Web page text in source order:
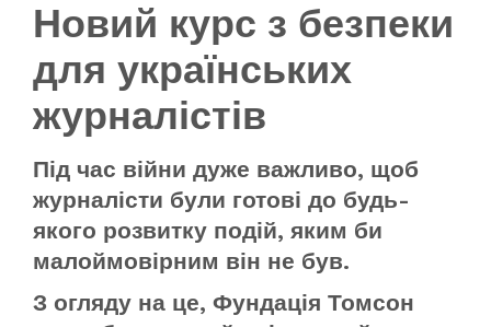
Новий курс з безпеки
для українських
журналістів
Під час війни дуже важливо, щоб
журналісти були готові до будь-
якого розвитку подій, яким би
малоймовірним він не був.
З огляду на це, Фундація Томсон